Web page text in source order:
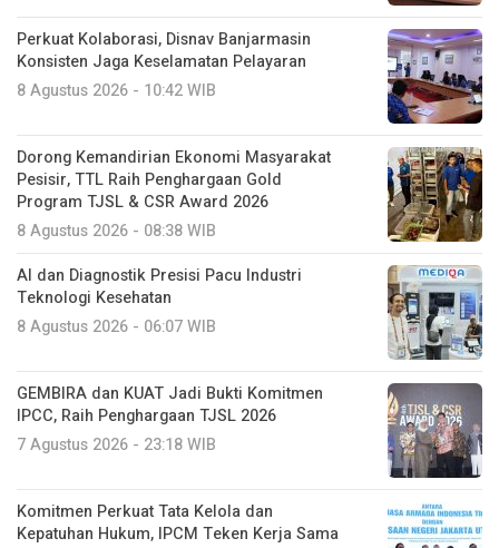
Perkuat Kolaborasi, Disnav Banjarmasin
Konsisten Jaga Keselamatan Pelayaran
8 Agustus 2026 - 10:42 WIB
Dorong Kemandirian Ekonomi Masyarakat
Pesisir, TTL Raih Penghargaan Gold
Program TJSL & CSR Award 2026
8 Agustus 2026 - 08:38 WIB
AI dan Diagnostik Presisi Pacu Industri
Teknologi Kesehatan
8 Agustus 2026 - 06:07 WIB
GEMBIRA dan KUAT Jadi Bukti Komitmen
IPCC, Raih Penghargaan TJSL 2026
7 Agustus 2026 - 23:18 WIB
Komitmen Perkuat Tata Kelola dan
Kepatuhan Hukum, IPCM Teken Kerja Sama